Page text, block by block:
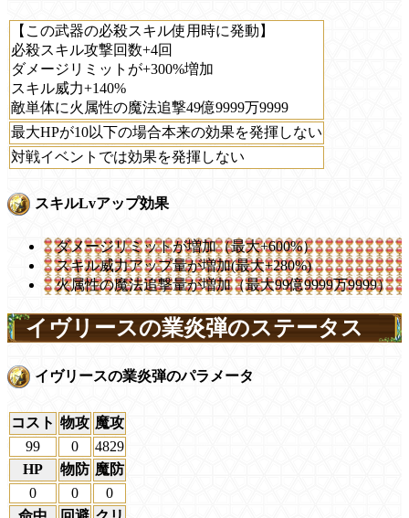
【この武器の必殺スキル使用時に発動】
必殺スキル攻撃回数+4回
ダメージリミットが+300%増加
スキル威力+140%
敵単体に火属性の魔法追撃49億9999万9999
最大HPが10以下の場合本来の効果を発揮しない
対戦イベントでは効果を発揮しない
スキルLvアップ効果
ダメージリミットが増加（最大+600%）
スキル威力アップ量が増加(最大+280%)
火属性の魔法追撃量が増加（最大99億9999万9999）
イヴリースの業炎弾のステータス
イヴリースの業炎弾のパラメータ
コスト 物攻 魔攻
99
0
4829
HP
物防 魔防
0
0
0